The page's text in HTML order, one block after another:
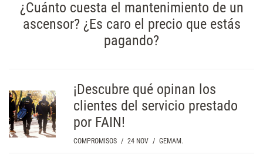
¿Cuánto cuesta el mantenimiento de un
ascensor? ¿Es caro el precio que estás
pagando?
¡Descubre qué opinan los
clientes del servicio prestado
por FAIN!
COMPROMISOS / 24 NOV / GEMAM.